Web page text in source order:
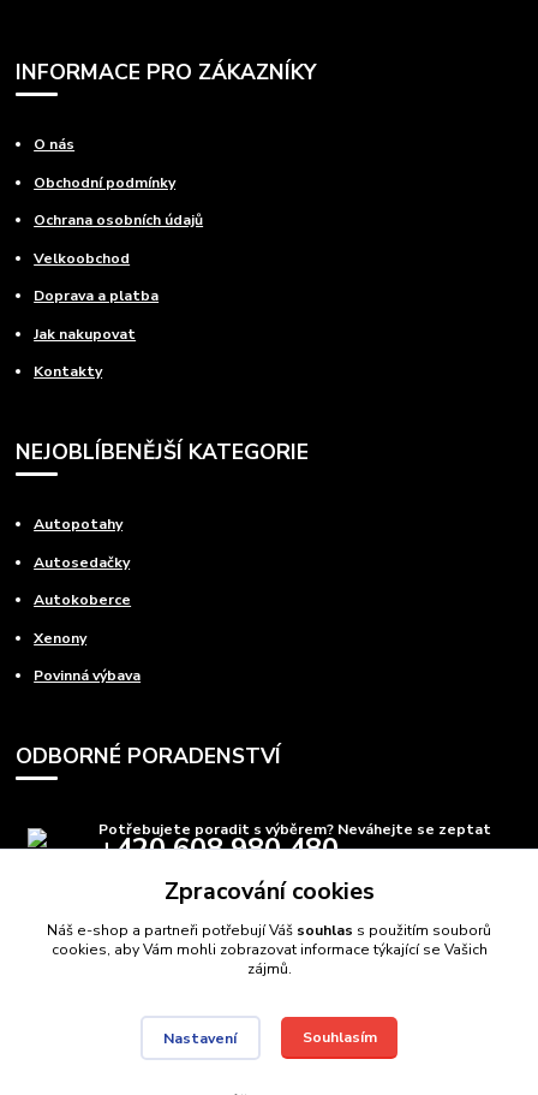
INFORMACE PRO ZÁKAZNÍKY
O nás
Obchodní podmínky
Ochrana osobních údajů
Velkoobchod
Doprava a platba
Jak nakupovat
Kontakty
NEJOBLÍBENĚJŠÍ KATEGORIE
Autopotahy
Autosedačky
Autokoberce
Xenony
Povinná výbava
ODBORNÉ PORADENSTVÍ
Potřebujete poradit s výběrem? Neváhejte se zeptat
+420 608 980 480
info@autods.cz
Autodíly Ostrava// Navštivte také:Domečkové postele
Zpracování cookies
Náš e-shop a partneři potřebují Váš souhlas s použitím souborů
cookies, aby Vám mohli zobrazovat informace týkající se Vašich
zájmů.
Nastavení Souhlasím